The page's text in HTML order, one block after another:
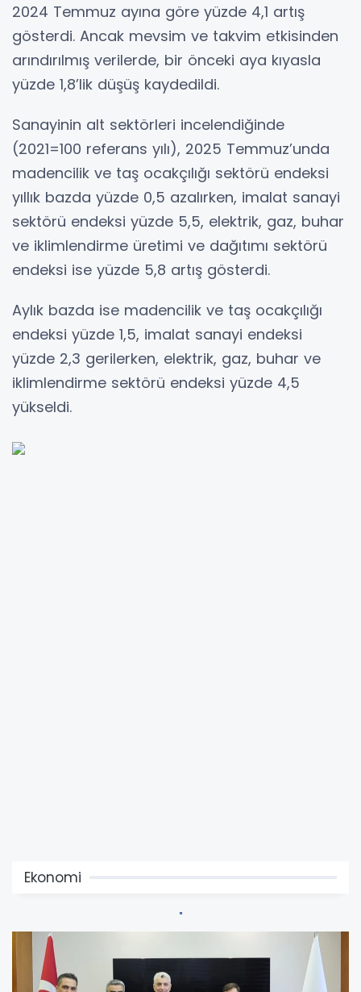
2024 Temmuz ayına göre yüzde 4,1 artış
gösterdi. Ancak mevsim ve takvim etkisinden
arındırılmış verilerde, bir önceki aya kıyasla
yüzde 1,8’lik düşüş kaydedildi.
Sanayinin alt sektörleri incelendiğinde
(2021=100 referans yılı), 2025 Temmuz’unda
madencilik ve taş ocakçılığı sektörü endeksi
yıllık bazda yüzde 0,5 azalırken, imalat sanayi
sektörü endeksi yüzde 5,5, elektrik, gaz, buhar
ve iklimlendirme üretimi ve dağıtımı sektörü
endeksi ise yüzde 5,8 artış gösterdi.
Aylık bazda ise madencilik ve taş ocakçılığı
endeksi yüzde 1,5, imalat sanayi endeksi
yüzde 2,3 gerilerken, elektrik, gaz, buhar ve
iklimlendirme sektörü endeksi yüzde 4,5
yükseldi.
Ekonomi